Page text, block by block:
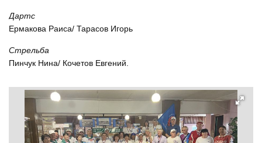
Дартс
Ермакова Раиса/ Тарасов Игорь
Стрельба
Пинчук Нина/ Кочетов Евгений.